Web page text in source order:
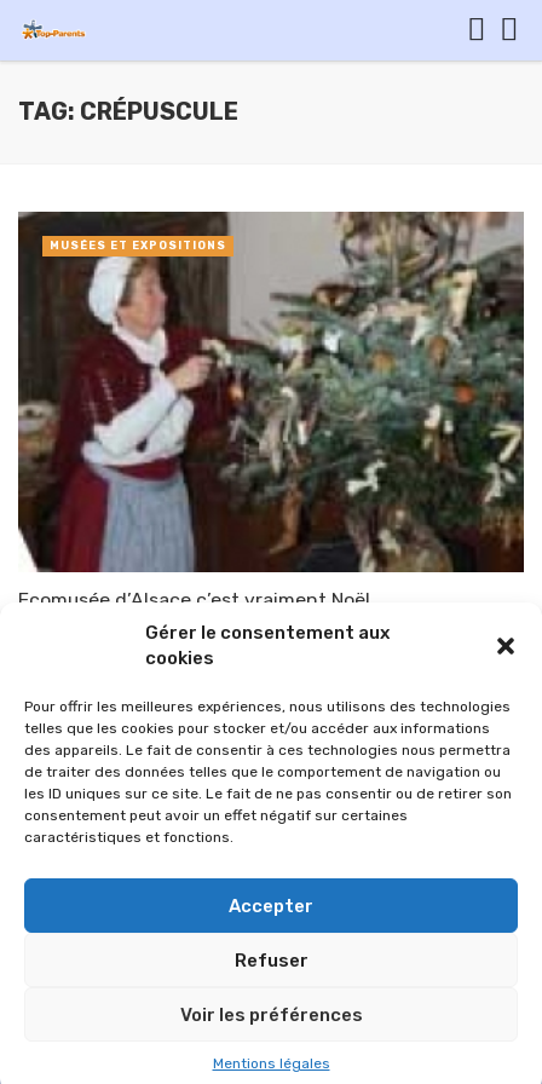
Gérer le consentement aux
cookies
Pour offrir les meilleures expériences, nous utilisons des technologies
telles que les cookies pour stocker et/ou accéder aux informations
des appareils. Le fait de consentir à ces technologies nous permettra
de traiter des données telles que le comportement de navigation ou
les ID uniques sur ce site. Le fait de ne pas consentir ou de retirer son
consentement peut avoir un effet négatif sur certaines
caractéristiques et fonctions.
Accepter
Refuser
Voir les préférences
Mentions légales
TAG: CRÉPUSCULE
Ecomusée d’Alsace,c’est vraiment Noël
TOP-PARENTS 2 novembre 2010
MUSÉES ET EXPOSITIONS